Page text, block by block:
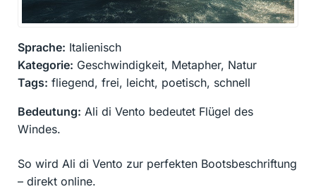
Sprache: Italienisch
Kategorie: Geschwindigkeit, Metapher, Natur
Tags: fliegend, frei, leicht, poetisch, schnell
Bedeutung: Ali di Vento bedeutet Flügel des
Windes.
So wird Ali di Vento zur perfekten Bootsbeschriftung
– direkt online.